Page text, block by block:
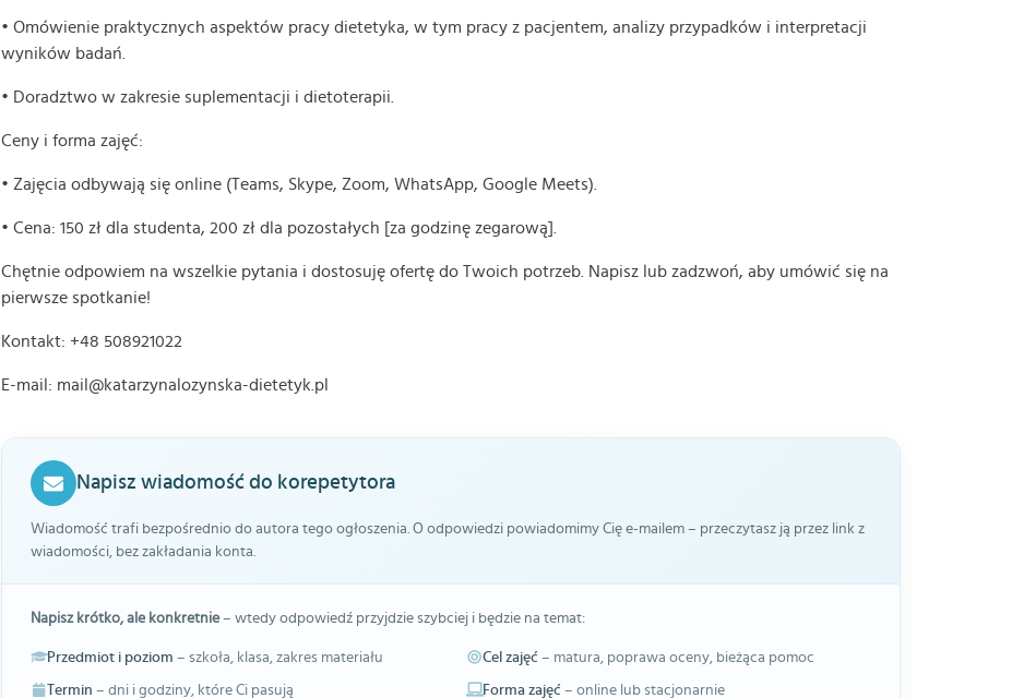
• Omówienie praktycznych aspektów pracy dietetyka, w tym pracy z pacjentem, analizy przypadków i interpretacji
wyników badań.
• Doradztwo w zakresie suplementacji i dietoterapii.
Ceny i forma zajęć:
• Zajęcia odbywają się online (Teams, Skype, Zoom, WhatsApp, Google Meets).
• Cena: 150 zł dla studenta, 200 zł dla pozostałych [za godzinę zegarową].
Chętnie odpowiem na wszelkie pytania i dostosuję ofertę do Twoich potrzeb. Napisz lub zadzwoń, aby umówić się na
pierwsze spotkanie!
Kontakt: +48 508921022
E-mail: mail@katarzynalozynska-dietetyk.pl
Napisz wiadomość do korepetytora
Wiadomość trafi bezpośrednio do autora tego ogłoszenia. O odpowiedzi powiadomimy Cię e-mailem – przeczytasz ją przez link z
wiadomości, bez zakładania konta.
Napisz krótko, ale konkretnie– wtedy odpowiedź przyjdzie szybciej i będzie na temat:
Przedmiot i poziom – szkoła, klasa, zakres materiału Cel zajęć – matura, poprawa oceny, bieżąca pomoc
Termin – dni i godziny, które Ci pasują Forma zajęć – online lub stacjonarnie